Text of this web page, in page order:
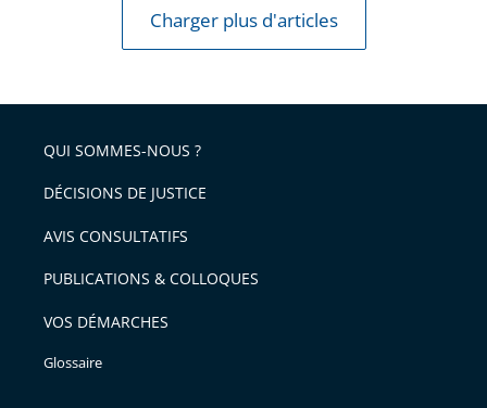
Charger plus d'articles
QUI SOMMES-NOUS ?
DÉCISIONS DE JUSTICE
AVIS CONSULTATIFS
PUBLICATIONS & COLLOQUES
VOS DÉMARCHES
Glossaire